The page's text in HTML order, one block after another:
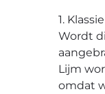
1.
Wordt
Lijm
omdat